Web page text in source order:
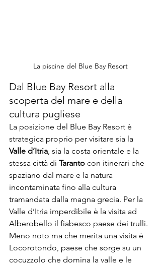
La piscine del Blue Bay Resort
Dal Blue Bay Resort alla
scoperta del mare e della
cultura pugliese
La posizione del Blue Bay Resort è
strategica proprio per visitare sia la
Valle d’Itria, sia la costa orientale e la
stessa città di Taranto con itinerari che
spaziano dal mare e la natura
incontaminata fino alla cultura
tramandata dalla magna grecia. Per la
Valle d’Itria imperdibile è la visita ad
Alberobello il fiabesco paese dei trulli.
Meno noto ma che merita una visita è
Locorotondo, paese che sorge su un
cocuzzolo che domina la valle e le